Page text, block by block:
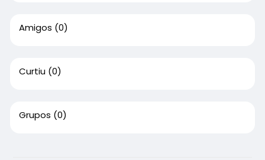
Amigos (0)
Curtiu (0)
Grupos (0)